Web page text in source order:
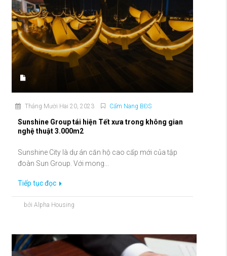
Tháng Mười Hai 20, 2023 Cẩm Nang BĐS
Sunshine Group tái hiện Tết xưa trong không gian
nghệ thuật 3.000m2
Sunshine City là dự án căn hộ cao cấp mới của tập
đoàn Sun Group. Với mong...
Tiếp tục đọc
bởi Alpha Housing